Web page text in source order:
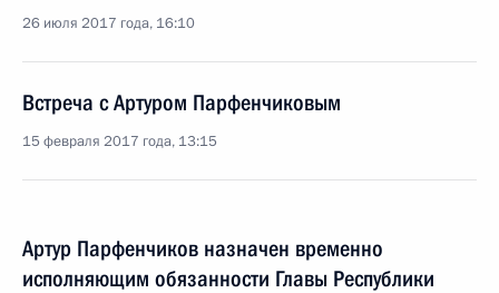
26 июля 2017 года, 16:10
Встреча с Артуром Парфенчиковым
15 февраля 2017 года, 13:15
Артур Парфенчиков назначен временно
исполняющим обязанности Главы Республики